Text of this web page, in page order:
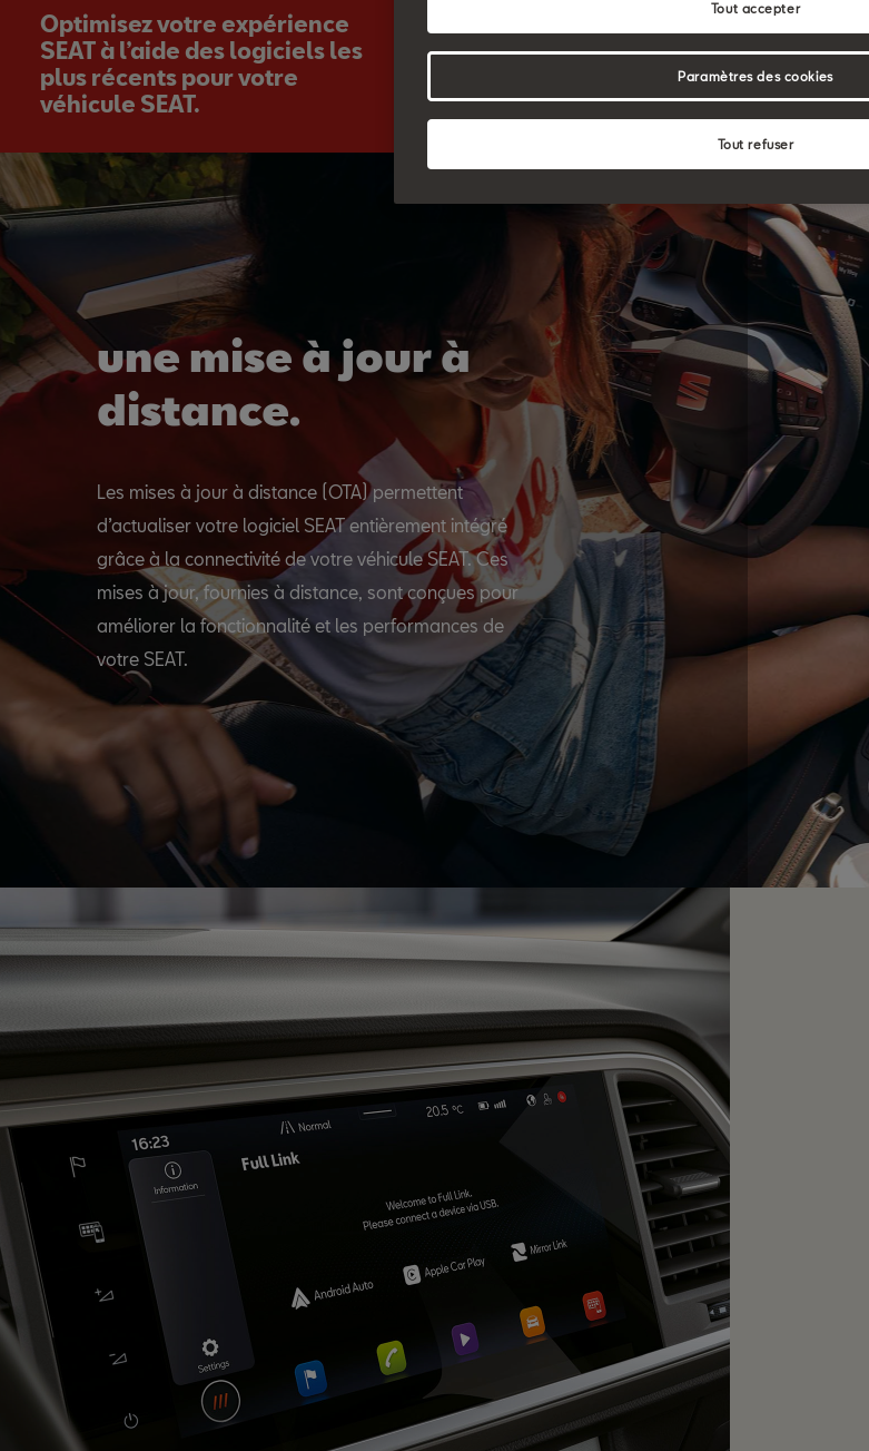
Optimisez votre expérience
SEAT à l’aide des logiciels les
plus récents pour votre
véhicule SEAT.
une mise à jour à
distance.
Les mises à jour à distance (OTA) permettent
d’actualiser votre logiciel SEAT entièrement intégré
grâce à la connectivité de votre véhicule SEAT. Ces
mises à jour, fournies à distance, sont conçues pour
améliorer la fonctionnalité et les performances de
votre SEAT.
Tout refuser
Tout accepter
Paramètres des cookies